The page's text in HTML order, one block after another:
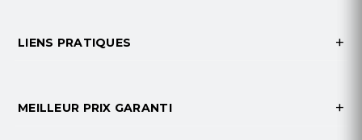
LIENS PRATIQUES
MEILLEUR PRIX GARANTI